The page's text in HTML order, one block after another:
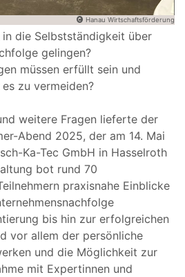
Hanau Wirtschaftsförderung
die Selbstständigkeit über
gelingen?
müssen erfüllt sein und
zu vermeiden?
weitere Fragen lieferte der
Abend 2025, der am 14. Mai
Ka-Tec GmbH in Hasselroth
bot rund 70
praxisnahe Einblicke
bis hin zur erfolgreichen
vor allem der persönliche
und die Möglichkeit zur
mit Expertinnen und